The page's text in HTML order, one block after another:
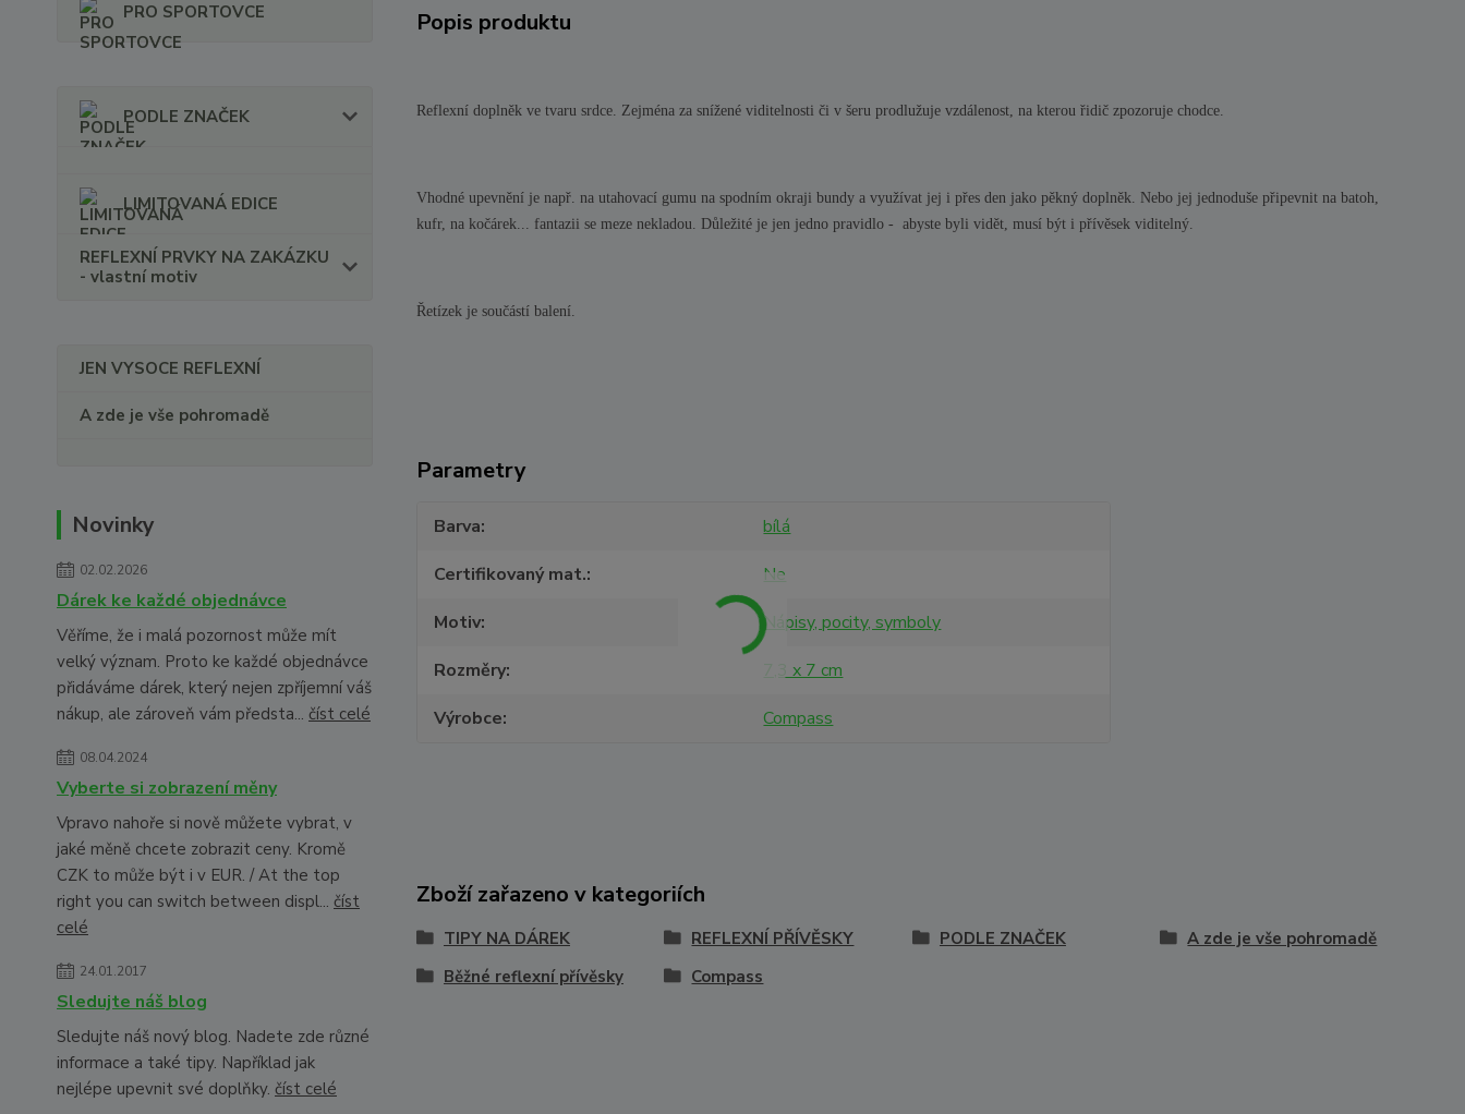
PRO SPORTOVCE
PODLE ZNAČEK
LIMITOVANÁ EDICE
REFLEXNÍ PRVKY NA ZAKÁZKU
- vlastní motiv
JEN VYSOCE REFLEXNÍ
A zde je vše pohromadě
Novinky
02.02.2026
Dárek ke každé objednávce
Věříme, že i malá pozornost může mít
velký význam. Proto ke každé objednávce
přidáváme dárek, který nejen zpříjemní váš
nákup, ale zároveň vám předsta... číst celé
08.04.2024
Vyberte si zobrazení měny
Vpravo nahoře si nově můžete vybrat, v
jaké měně chcete zobrazit ceny. Kromě
CZK to může být i v EUR. / At the top
right you can switch between displ... číst
celé
24.01.2017
Sledujte náš blog
Sledujte náš nový blog. Nadete zde různé
informace a také tipy. Například jak
nejlépe upevnit své doplňky. číst celé
Popis produktu
Reflexní doplněk ve tvaru srdce. Zejména za snížené viditelnosti či v šeru prodlužuje vzdálenost, na kterou řidič zpozoruje chodce.
Vhodné upevnění je např. na utahovací gumu na spodním okraji bundy a využívat jej i přes den jako pěkný doplněk. Nebo jej jednoduše připevnit na batoh,
kufr, na kočárek... fantazii se meze nekladou. Důležité je jen jedno pravidlo - abyste byli vidět, musí být i přívěsek viditelný.
Řetízek je součástí balení.
Parametry
Barva
bílá
Certifikovaný mat.
Ne
Motiv
Nápisy, pocity, symboly
Rozměry
7,3 x 7 cm
Výrobce
Compass
Zboží zařazeno v kategoriích
TIPY NA DÁREK REFLEXNÍ PŘÍVĚSKY PODLE ZNAČEK
A zde je vše pohromadě
Běžné reflexní přívěsky
Compass